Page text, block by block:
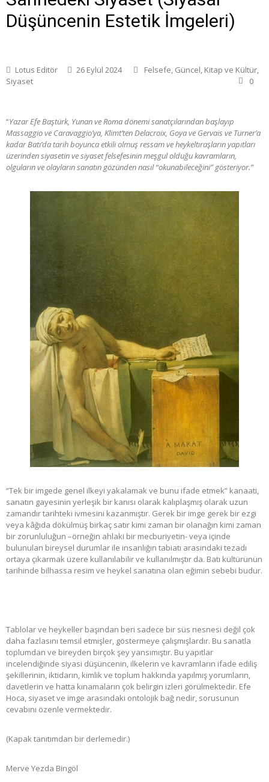
Düşüncenin Estetik İmgeleri)
Lotus Editör 26 Eylül 2024 Felsefe, Güncel, Kitap ve Kültür,
Siyaset
0
“Yazar Efe Baştürk, Yunan ve Roma dönemi sanatçılarından başlayıp
Massaggio ve Caravaggio’ya, Klimt’ten Delacroix, Goya ve Gervais ve Turner’a
kadar Batı’da tarih boyunca etkili olmuş ressam ve heykeltıraşların yapıtları
üzerinden siyasetin ve siyaset felsefesinin meşgul olduğu kavramların,
olguların ve olayların sanatın gözünden nasıl “okunabileceğini” gösteriyor.”
“Tek bir imgede genel ilkeyi yakalamak ve bunu ifade etmek” kanaati,
sanatın gayesinin yerleşik bir kanısı olarak kalıplaşmış olarak uzun
zamandır tarihteki ivmesini kazanmıştır. Gerek bir imge gerek bir ezgi
veya kâğıda dökülmüş birkaç satır kimi zaman bir olanağın kimi zaman
bir zorunluluğun –örneğin ahlaki bir mecburiyetin- veya içinde
bulunulan bireysel durumlar ile insanlığın tabiatı arasındaki tezadı
ortaya çıkarmak üzere kullanılabilir ve kullanılmıştır da. Batı kültürünün
tarihinde bilhassa resim ve heykel sanatına olan eğimin sebebi budur.
Tablolar ve heykeller başından beri sadece bir süs nesnesi değil çok
daha fazlasını temsil etmişler, göstermeye çalışmışlardır. Bu sanatla
toplumdan ve bireyden birçok şey yansımıştır. Bu yapıtlar
incelendiğinde siyasi düşüncenin, ilkelerin ve kavramların ifade ediliş
şekillerinin, iktidarın, kimlik ve toplum hakkında yapılmış yorumların,
davetlerin ve hatta kınamaların çok belirgin izleri görülmektedir. Efe
Hoca, siyaset ve imge arasındaki ontolojik bağ nedir, sorusunun
cevabını özenle vermektedir.
(Kapak tanıtımdan bir derlemedir.)
Merve Yezda Bingöl